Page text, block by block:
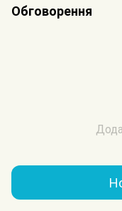
Обговорення